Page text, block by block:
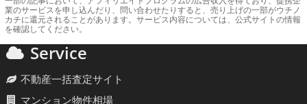
業のサービスを申し込んだり、問い合わせたりすると、売り上げの一部がウチノ
カチに還元されることがあります。サービス内容については、公式サイトの情報
を確認してください。
Service
不動産一括査定サイト
マンション物件相場